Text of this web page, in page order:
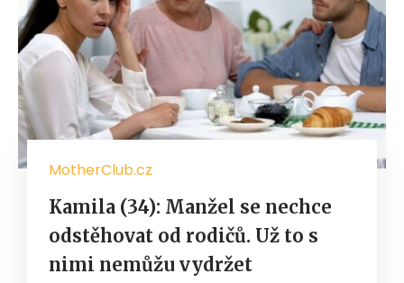
MotherClub.cz
Kamila (34): Manžel se nechce
odstěhovat od rodičů. Už to s
nimi nemůžu vydržet